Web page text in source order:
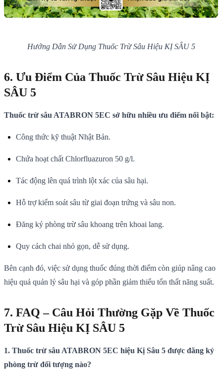
Hướng Dẫn Sử Dụng Thuốc Trừ Sâu Hiệu KỊ SÂU 5
6. Ưu Điểm Của Thuốc Trừ Sâu Hiệu KỊ
SÂU 5
Thuốc trừ sâu ATABRON 5EC sở hữu nhiều ưu điểm nổi bật:
Công thức kỹ thuật Nhật Bản.
Chứa hoạt chất Chlorfluazuron 50 g/l.
Tác động lên quá trình lột xác của sâu hại.
Hỗ trợ kiểm soát sâu từ giai đoạn trứng và sâu non.
Đăng ký phòng trừ sâu khoang trên khoai lang.
Quy cách chai nhỏ gọn, dễ sử dụng.
Bên cạnh đó, việc sử dụng thuốc đúng thời điểm còn giúp nâng cao
hiệu quả quản lý sâu hại và góp phần giảm thiểu tổn thất năng suất.
7. FAQ – Câu Hỏi Thường Gặp Về Thuốc
Trừ Sâu Hiệu KỊ SÂU 5
1. Thuốc trừ sâu ATABRON 5EC hiệu Kị Sâu 5 được đăng ký
phòng trừ đối tượng nào?